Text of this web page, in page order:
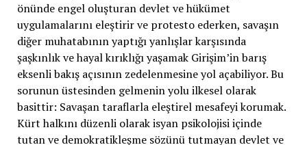
önünde engel oluşturan devlet ve hükümet
uygulamalarını eleştirir ve protesto ederken, savaşın
diğer muhatabının yaptığı yanlışlar karşısında
şaşkınlık ve hayal kırıklığı yaşamak Girişim’in barış
eksenli bakış açısının zedelenmesine yol açabiliyor. Bu
sorunun üstesinden gelmenin yolu ilkesel olarak
basittir: Savaşan taraflarla eleştirel mesafeyi korumak.
Kürt halkını düzenli olarak isyan psikolojisi içinde
tutan ve demokratikleşme sözünü tutmayan devlet ve